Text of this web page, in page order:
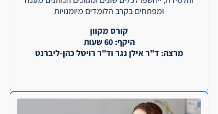
ומפתחים בקרב הלומדים מיומנויות
קורס מקוון
היקף: 60 שעות
מרצה: ד"ר אילן נגר וד"ר רויטל כהן-ליברנט